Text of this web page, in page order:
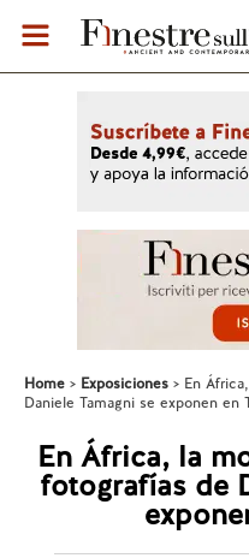
Home Exposiciones
En
Daniele Tamagni se exponen en
En África, la
fotografías de